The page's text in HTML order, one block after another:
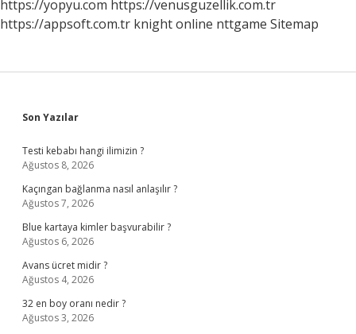
https://yopyu.com https://venusguzellik.com.tr
https://appsoft.com.tr knight online nttgame Sitemap
Sidebar
Son Yazılar
Testi kebabı hangi ilimizin ?
Ağustos 8, 2026
Kaçıngan bağlanma nasıl anlaşılır ?
Ağustos 7, 2026
Blue kartaya kimler başvurabilir ?
Ağustos 6, 2026
Avans ücret midir ?
Ağustos 4, 2026
32 en boy oranı nedir ?
Ağustos 3, 2026